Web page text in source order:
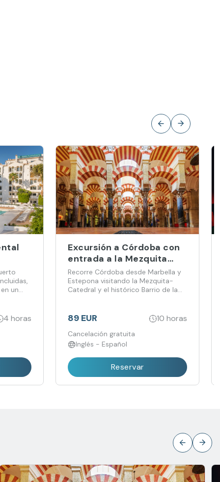
un
4 horas
Excursión a Córdoba con
entrada a la Mezquita
desde Marbella y
Estepona
Recorre Córdoba desde Marbella y
Estepona visitando la Mezquita-
Catedral y el histórico Barrio de la
89 EUR 10 horas
Cancelación gratuita
Inglés - Español
Reservar